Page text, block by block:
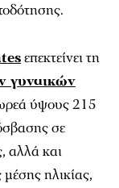
επεκτείνει τη
γυναικών
ύψους 215
σε
αλλά και
ηλικίας,